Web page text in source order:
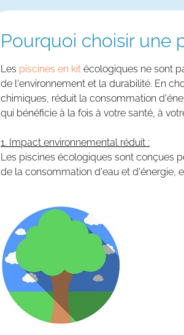
Pourquoi choisir
Les piscines en kit écologiques ne sont
de l'environnement et la durabilité. En
chimiques, réduit la consommation
qui bénéficie à la fois à votre santé, à
1. Impact environnemental réduit :
Les piscines écologiques sont conçues
de la consommation d'eau et d'énergie,